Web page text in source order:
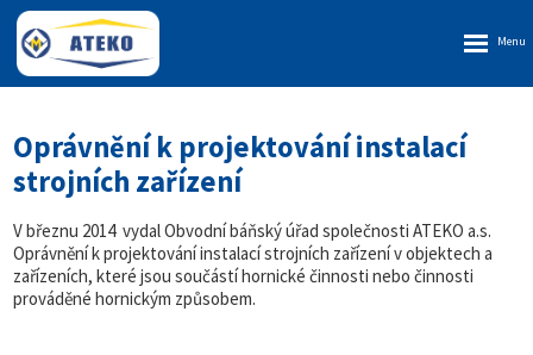
Oprávnění k projektování instalací
strojních zařízení
V březnu 2014 vydal Obvodní báňský úřad společnosti ATEKO a.s.
Oprávnění k projektování instalací strojních zařízení v objektech a
zařízeních, které jsou součástí hornické činnosti nebo činnosti
prováděné hornickým způsobem.